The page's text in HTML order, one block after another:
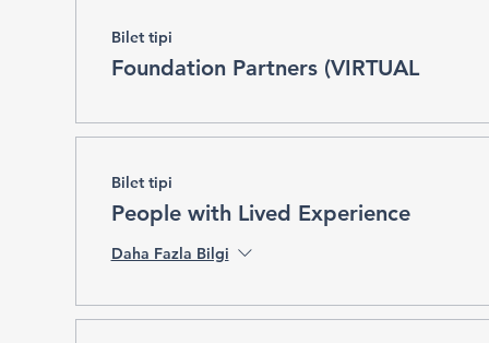
Bilet tipi
Foundation Partners (VIRTUAL
Bilet tipi
People with Lived Experience
Daha Fazla Bilgi